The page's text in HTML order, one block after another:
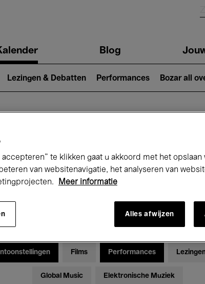
Blog
Lezingen & Debatten Performances Bozar all
Films Performances
Global Music Elektronische Muziek
accepteren” te klikken gaat u akkoord met het opslaan
van websitenavigatie, het analyseren van
Meer informatie
Alles afwijzen